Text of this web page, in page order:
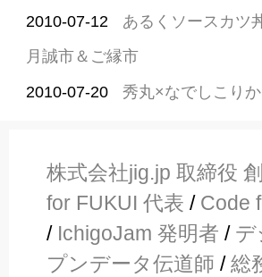
2010-07-12
あるくソースカツ
月誠市＆ご縁市
2010-07-20 秀丸×なでしこり
株式会社jig.jp 取締役
for FUKUI 代表 / Code
/ IchigoJam 発明者 / デ
プンデータ伝道師 /総